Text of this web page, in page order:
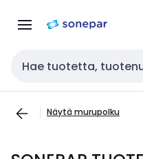
navigointiinsisältöön
Haku
Näytä murupolku